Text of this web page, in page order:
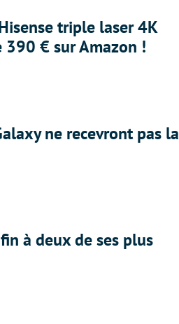
triple laser 4K
390 € sur Amazon !
ne recevront pas la
à deux de ses plus